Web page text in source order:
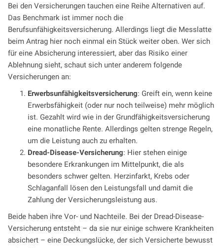
Bei den Versicherungen tauchen eine Reihe Alternativen auf.
Das Benchmark ist immer noch die
Berufsunfähigkeitsversicherung. Allerdings liegt die Messlatte
beim Antrag hier noch einmal ein Stück weiter oben. Wer sich
für eine Absicherung interessiert, aber das Risiko einer
Ablehnung sieht, schaut sich unter anderem folgende
Versicherungen an:
Er­werbs­un­fä­hig­keits­ver­si­che­rung: Greift ein, wenn keine
Erwerbsfähigkeit (oder nur noch teilweise) mehr möglich
ist. Gezahlt wird wie in der Grundfähigkeitsversicherung
eine monatliche Rente. Allerdings gelten strenge Regeln,
um die Leistung auch zu erhalten.
Dread-Disease-Versicherung: Hier stehen einige
besondere Erkrankungen im Mittelpunkt, die als
besonders schwer gelten. Herzinfarkt, Krebs oder
Schlaganfall lösen den Leistungsfall und damit die
Zahlung der Versicherungsleistung aus.
Beide haben ihre Vor- und Nachteile. Bei der Dread-Disease-
Versicherung entsteht – da sie nur einige schwere Krankheiten
absichert – eine Deckungslücke, der sich Versicherte bewusst